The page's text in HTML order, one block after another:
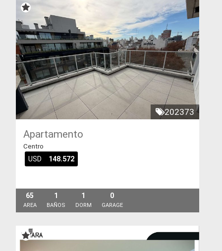
202373
Apartamento
Centro
USD 148.572
65
AREA
1
BAÑOS
1
DORM
0
GARAGE